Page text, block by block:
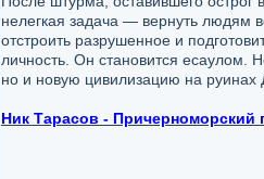
нелегкая задача — вернуть людям
отстроить разрушенное и
личность. Он становится есаулом.
но и новую цивилизацию на руинах
Ник Тарасов - Причерноморский